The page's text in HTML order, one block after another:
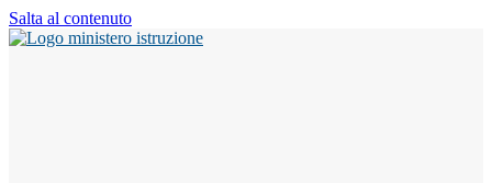
Salta al contenuto